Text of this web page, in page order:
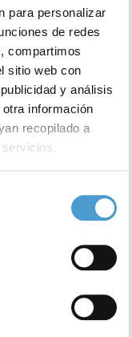
para personalizar
de redes
compartimos
sitio web con
y análisis
información
recopilado a